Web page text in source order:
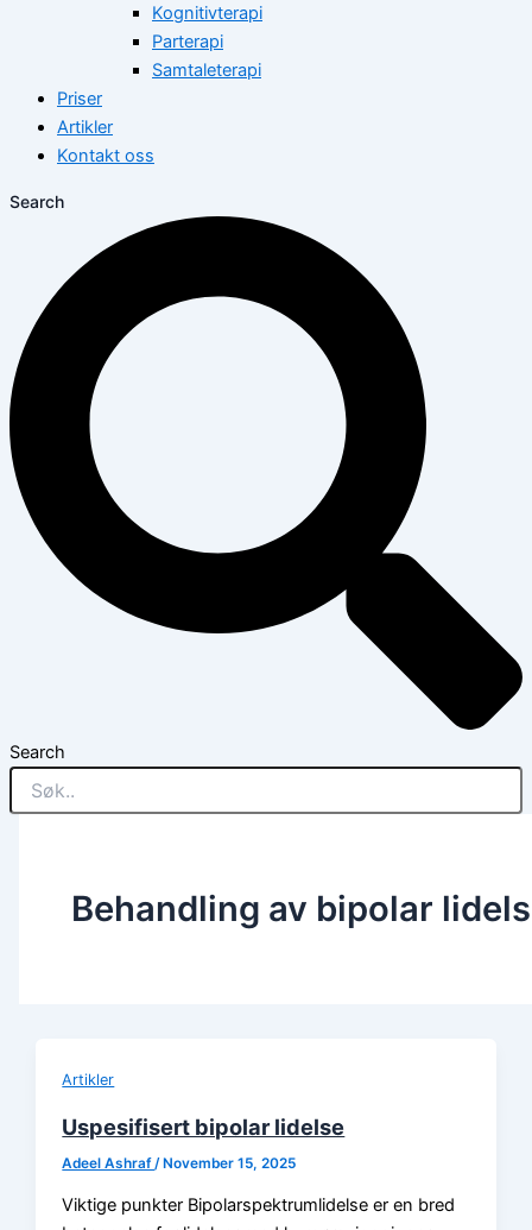
Kognitivterapi
Parterapi
Samtaleterapi
Priser
Artikler
Kontakt oss
Search
Search
Behandling av bipolar
Artikler
Uspesifisert bipolar lidelse
Adeel Ashraf /November 15, 2025
Viktige punkter Bipolarspektrumlidelse er en bred